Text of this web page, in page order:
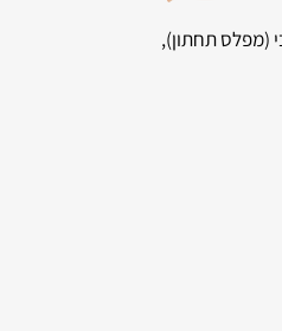
(מפלס תחתון),